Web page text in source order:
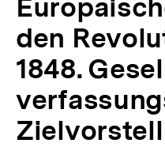
den
1848.